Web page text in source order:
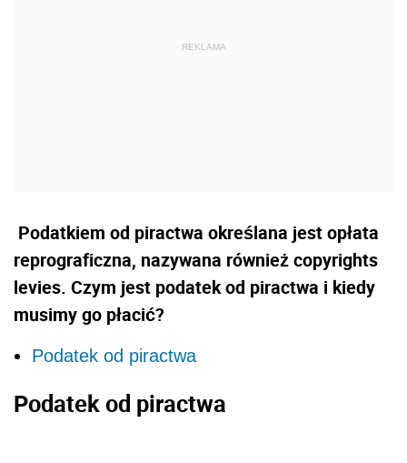
Podatkiem od piractwa określana jest opłata
reprograficzna, nazywana również copyrights
levies. Czym jest podatek od piractwa i kiedy
musimy go płacić?
Podatek od piractwa
Podatek od piractwa